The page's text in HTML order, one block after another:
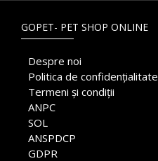
GOPET- PET SHOP ONLINE
Despre noi
Politica de confidențialitate
Termeni și condiții
ANPC
SOL
ANSPDCP
GDPR